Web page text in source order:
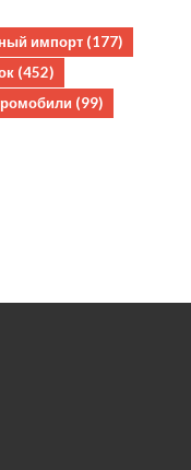
импорт (177)
(452)
(99)